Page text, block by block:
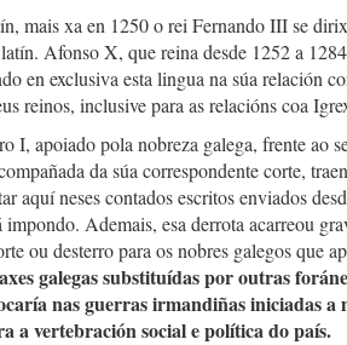
mais xa en 1250 o rei Fernando III se
Afonso X, que reina desde 1252 a
en exclusiva esta lingua na súa relación
reinos, inclusive para as relacións coa
I, apoiado pola nobreza galega, frente ao
da súa correspondente corte,
aquí neses contados escritos enviados
Ademais, esa derrota acarreou
ou desterro para os nobres galegos que
galegas substituídas por outras
nas guerras irmandiñas iniciadas a
a vertebración social e política do país.